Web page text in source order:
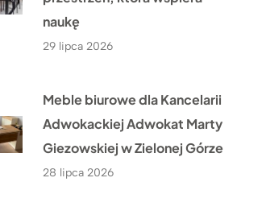
naukę
29 lipca 2026
Meble biurowe dla Kancelarii
Adwokackiej Adwokat Marty
Giezowskiej w Zielonej Górze
28 lipca 2026